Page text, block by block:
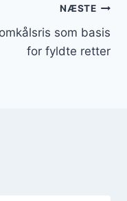
NÆSTE
som basis
for fyldte retter